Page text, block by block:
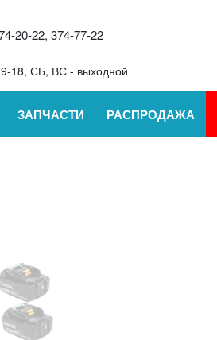
20-22, 374-77-22
18, СБ, ВС - выходной
ЗАПЧАСТИ РАСПРОДАЖА